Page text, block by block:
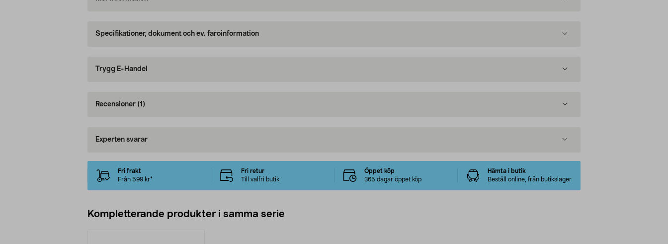
Specifikationer, dokument och ev. faroinformation
Trygg E-Handel
Recensioner (1)
Experten svarar
Fri frakt
Från 599 kr*
Fri retur
Till valfri butik
Öppet köp
365 dagar öppet köp
Hämta i butik
Beställ online, från butikslager
Kompletterande produkter i samma serie